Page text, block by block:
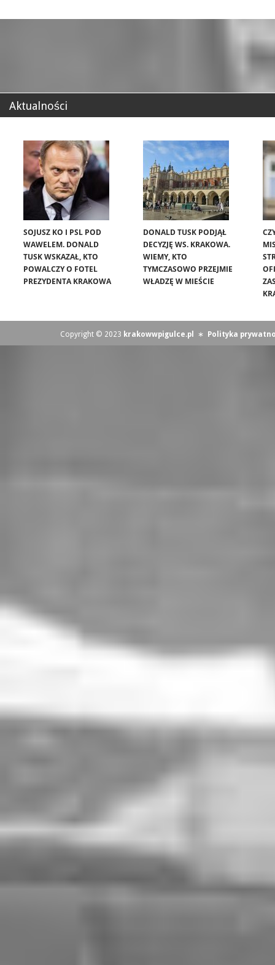
Aktualności
SOJUSZ KO I PSL POD
WAWELEM. DONALD
TUSK WSKAZAŁ, KTO
POWALCZY O FOTEL
PREZYDENTA KRAKOWA
DONALD TUSK PODJĄŁ
DECYZJĘ WS. KRAKOWA.
WIEMY, KTO
TYMCZASOWO PRZEJMIE
WŁADZĘ W MIEŚCIE
Copyright © 2023 krakowwpigulce.pl ∗ Polityka